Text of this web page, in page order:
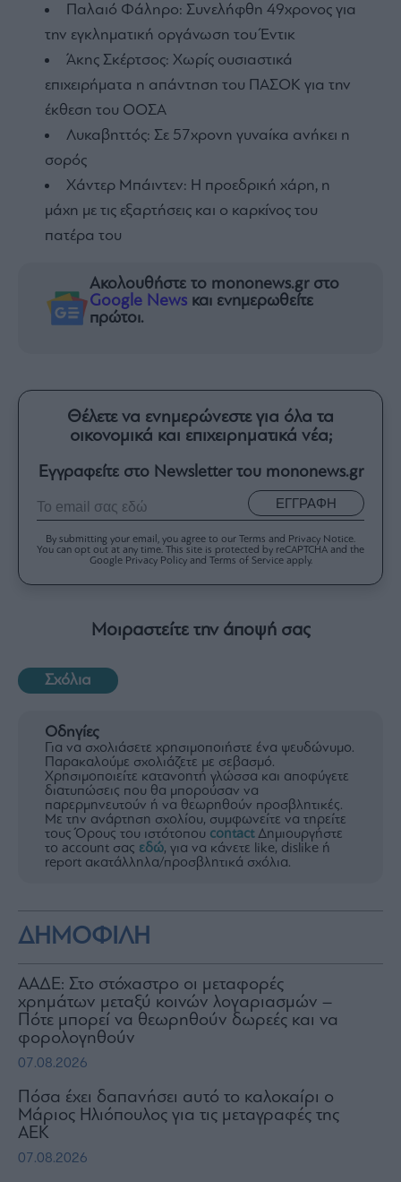
Παλαιό Φάληρο: Συνελήφθη 49χρονος για
την εγκληματική οργάνωση του Έντικ
Άκης Σκέρτσος: Χωρίς ουσιαστικά
επιχειρήματα η απάντηση του ΠΑΣΟΚ για την
έκθεση του ΟΟΣΑ
Λυκαβηττός: Σε 57χρονη γυναίκα ανήκει η
σορός
Χάντερ Μπάιντεν: Η προεδρική χάρη, η
μάχη με τις εξαρτήσεις και ο καρκίνος του
πατέρα του
Ακολουθήστε το mononews.gr στο
Google News και ενημερωθείτε
πρώτοι.
Θέλετε να ενημερώνεστε για όλα τα
οικονομικά και επιχειρηματικά νέα;
Εγγραφείτε στο Newsletter του mononews.gr
ΕΓΓΡΑΦΗ
By submitting your email, you agree to our Terms and Privacy Notice.
You can opt out at any time. This site is protected by reCAPTCHA and the
Google Privacy Policy and Terms of Service apply.
Μοιραστείτε την άποψή σας
Σχόλια
Οδηγίες
Για να σχολιάσετε χρησιμοποιήστε ένα ψευδώνυμο.
Παρακαλούμε σχολιάζετε με σεβασμό.
Χρησιμοποιείτε κατανοητή γλώσσα και αποφύγετε
διατυπώσεις που θα μπορούσαν να
παρερμηνευτούν ή να θεωρηθούν προσβλητικές.
Με την ανάρτηση σχολίου, συμφωνείτε να τηρείτε
τους Όρους του ιστότοπου contactΔημιουργήστε
το account σας εδώ, για να κάνετε like, dislike ή
report ακατάλληλα/προσβλητικά σχόλια.
ΔΗΜΟΦΙΛΗ
ΑΑΔΕ: Στο στόχαστρο οι μεταφορές
χρημάτων μεταξύ κοινών λογαριασμών –
Πότε μπορεί να θεωρηθούν δωρεές και να
φορολογηθούν
07.08.2026
Πόσα έχει δαπανήσει αυτό το καλοκαίρι ο
Μάριος Ηλιόπουλος για τις μεταγραφές της
ΑΕΚ
07.08.2026